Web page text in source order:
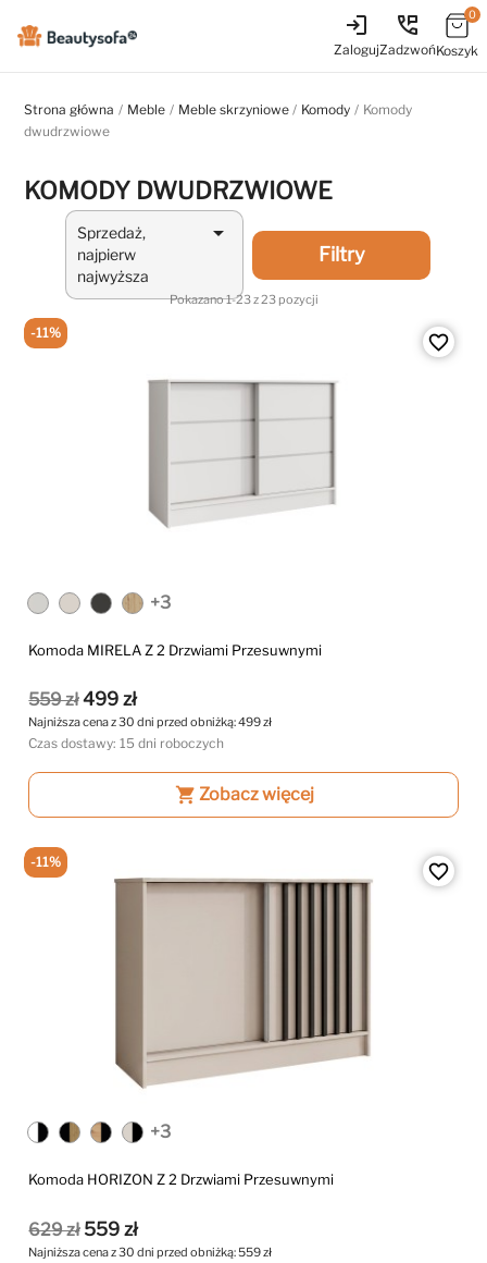
login
Zaloguj
perm_phone_msg
Zadzwoń
0
Koszyk
Strona główna Meble Meble skrzyniowe Komody
Komody
dwudrzwiowe
KOMODY DWUDRZWIOWE
Sprzedaż,
najpierw
najwyższa

Filtry
Pokazano 1-23 z 23 pozycji
favorite_border
+3
Komoda MIRELA Z 2 Drzwiami Przesuwnymi
559 zł 499 zł
Najniższa cena z 30 dni przed obniżką:499 zł
Czas dostawy: 15 dni roboczych
shopping_cart Zobacz więcej
-11%
favorite_border
+3
Komoda HORIZON Z 2 Drzwiami Przesuwnymi
629 zł 559 zł
Najniższa cena z 30 dni przed obniżką:559 zł
-11%